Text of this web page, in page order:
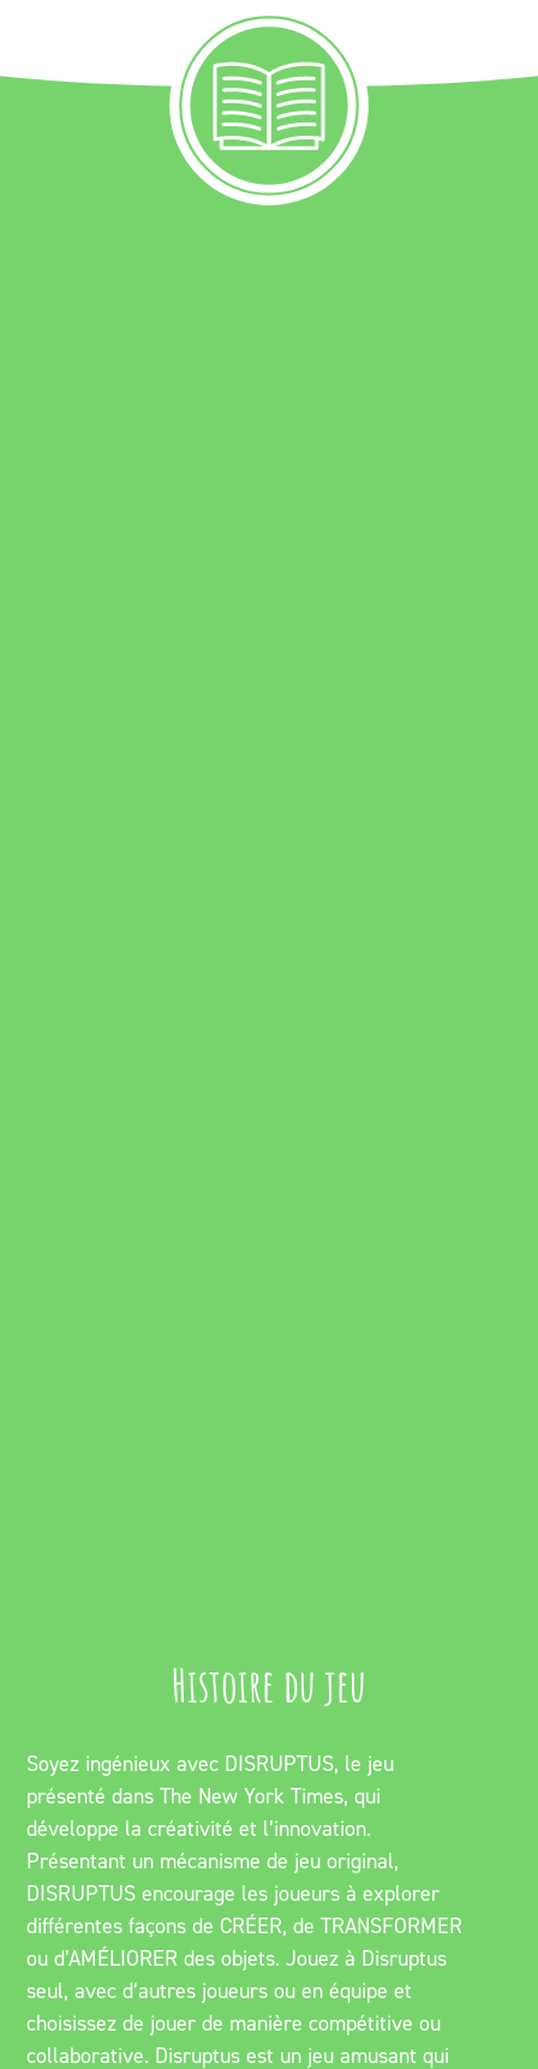
Histoire du jeu
Soyez ingénieux avec DISRUPTUS, le jeu
présenté dans The New York Times, qui
développe la créativité et l’innovation.
Présentant un mécanisme de jeu original,
DISRUPTUS encourage les joueurs à explorer
différentes façons de CRÉER, de TRANSFORMER
ou d’AMÉLIORER des objets. Jouez à Disruptus
seul, avec d’autres joueurs ou en équipe et
choisissez de jouer de manière compétitive ou
collaborative. Disruptus est un jeu amusant qui